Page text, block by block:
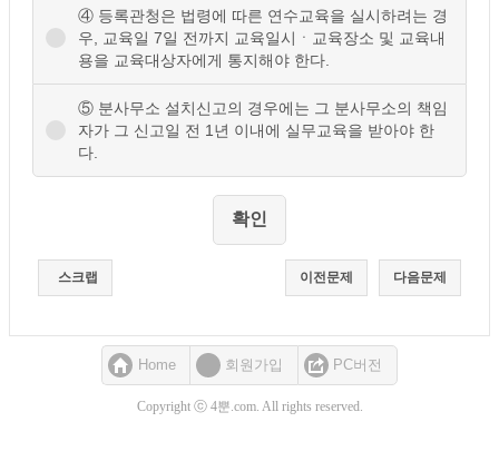
④ 등록관청은 법령에 따른 연수교육을 실시하려는 경
우, 교육일 7일 전까지 교육일시ㆍ교육장소 및 교육내
용을 교육대상자에게 통지해야 한다.
⑤ 분사무소 설치신고의 경우에는 그 분사무소의 책임
자가 그 신고일 전 1년 이내에 실무교육을 받아야 한
다.
스크랩 다음문제
이전문제
Home 회원가입 PC버전
Copyright ⓒ 4뿐.com. All rights reserved.